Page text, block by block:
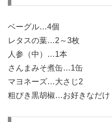
ベーグル…4個
レタスの葉…2～3枚
人参（中）…1本
さんまみそ煮缶…1缶
マヨネーズ…大さじ2
粗びき黒胡椒…お好きなだけ